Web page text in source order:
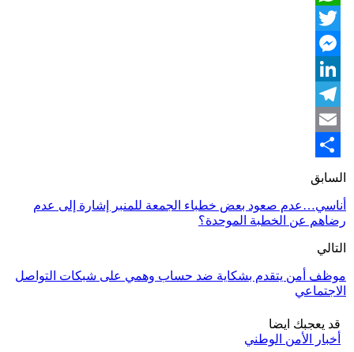
WhatsApp
Twitter
Messenger
LinkedIn
Telegram
Email
Share
السابق
أناسي…عدم صعود بعض خطباء الجمعة للمنبر إشارة إلى عدم
رضاهم عن الخطبة الموحدة؟
التالي
موظف أمن يتقدم بشكاية ضد حساب وهمي على شبكات التواصل
الاجتماعي
قد يعجبك ايضا
أخبار الأمن الوطني